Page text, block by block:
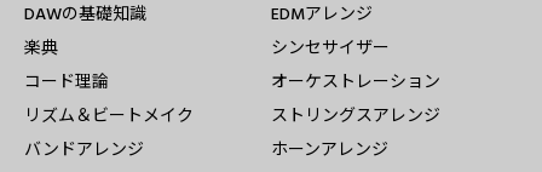
DAWの基礎知識
楽典
コード理論
リズム＆ビートメイク
バンドアレンジ
EDMアレンジ
シンセサイザー
オーケストレーション
ストリングスアレンジ
ホーンアレンジ